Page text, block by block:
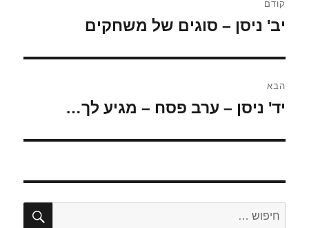
קודם
הפוסט
יב' ניסן – סוגים של משחקים
הבא
הפוסט
יד' ניסן – ערב פסח – מגיע לך…
חפש: